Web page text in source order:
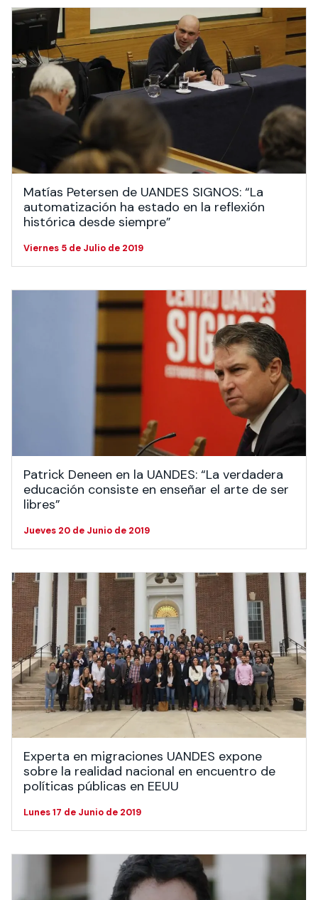
Matías Petersen de UANDES SIGNOS: “La
automatización ha estado en la reflexión
histórica desde siempre”
Viernes 5 de Julio de 2019
Patrick Deneen en la UANDES: “La verdadera
educación consiste en enseñar el arte de ser
libres”
Jueves 20 de Junio de 2019
Experta en migraciones UANDES expone
sobre la realidad nacional en encuentro de
políticas públicas en EEUU
Lunes 17 de Junio de 2019